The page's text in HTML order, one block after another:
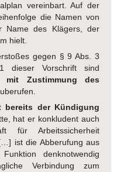
vereinbart. Auf der
die Namen von
Name des Klägers, der
hielt.
gegen § 9 Abs. 3
dieser Vorschrift sind
mit Zustimmung des
bereits der Kündigung
hat er konkludent auch
für Arbeitssicherheit
ist die Abberufung aus
denknotwendig
Verbindung zum